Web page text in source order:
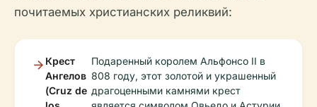
почитаемых христианских реликвий:
Крест
Ангелов
(Cruz de
Подаренный королем Альфонсо II в
808 году, этот золотой и украшенный
драгоценными камнями крест